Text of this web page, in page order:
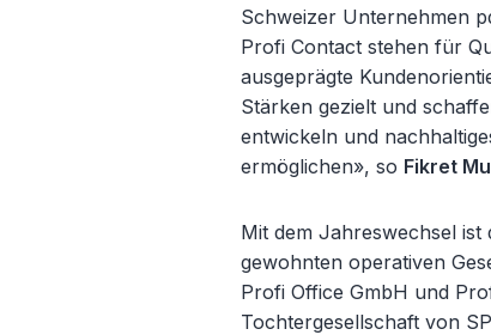
Schweizer Unternehmen
Profi Contact stehen für
ausgeprägte
Stärken gezielt und
entwickeln und
ermöglichen», so Fikret
Mit dem Jahreswechsel ist
gewohnten operativen
Profi Office GmbH und
Tochtergesellschaft von